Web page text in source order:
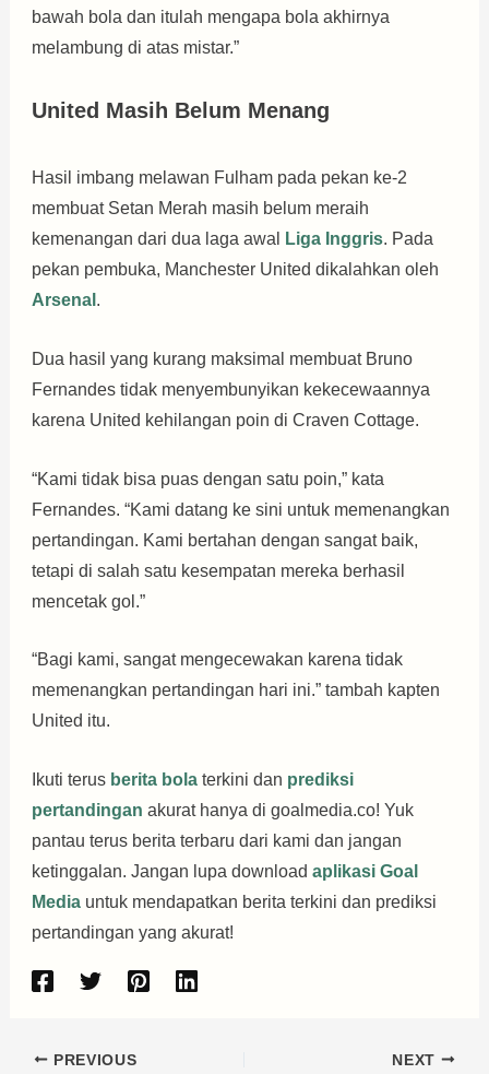
bawah bola dan itulah mengapa bola akhirnya
melambung di atas mistar.”
United Masih Belum Menang
Hasil imbang melawan Fulham pada pekan ke-2
membuat Setan Merah masih belum meraih
kemenangan dari dua laga awal
Liga Inggris. Pada
pekan pembuka, Manchester United dikalahkan oleh
Arsenal .
Dua hasil yang kurang maksimal membuat Bruno
Fernandes tidak menyembunyikan kekecewaannya
karena United kehilangan poin di Craven Cottage.
“Kami tidak bisa puas dengan satu poin,” kata
Fernandes. “Kami datang ke sini untuk memenangkan
pertandingan. Kami bertahan dengan sangat baik,
tetapi di salah satu kesempatan mereka berhasil
mencetak gol.”
“Bagi kami, sangat mengecewakan karena tidak
memenangkan pertandingan hari ini.” tambah kapten
United itu.
Ikuti terus berita bolaterkini dan prediksi
pertandingan akurat hanya di goalmedia.co! Yuk
pantau terus berita terbaru dari kami dan jangan
ketinggalan. Jangan lupa download aplikasi Goal
Mediauntuk mendapatkan berita terkini dan prediksi
pertandingan yang akurat!
PREVIOUS NEXT